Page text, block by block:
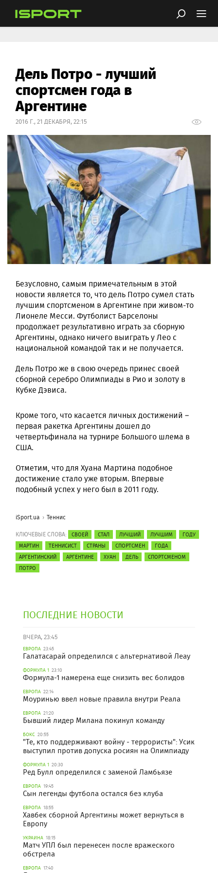
Дель Потро - лучший
спортсмен года в
Аргентине
2016 Г., 21 ДЕКАБРЯ, 22:15
Безусловно, самым примечательным в этой
новости является то, что дель Потро сумел стать
лучшим спортсменом в Аргентине при живом-то
Лионеле Месси. Футболист Барселоны
продолжает результативно играть за сборную
Аргентины, однако ничего выиграть у Лео с
национальной командой так и не получается.
Дель Потро же в свою очередь принес своей
сборной серебро Олимпиады в Рио и золоту в
Кубке Дэвиса.
Кроме того, что касается личных достижений –
первая ракетка Аргентины дошел до
четвертьфинала на турнире Большого шлема в
США.
Отметим, что для Хуана Мартина подобное
достижение стало уже вторым. Впервые
подобный успех у него был в 2011 году.
iSport.ua Теннис
КЛЮЧЕВЫЕ СЛОВА: СВОЕЙ СТАЛ ЛУЧШИЙ ЛУЧШИМ
ГОДУ
МАРТИН
ТЕННИСИСТ СТРАНЫ СПОРТСМЕН
ГОДА
АРГЕНТИНСКИЙ
АРГЕНТИНЕ ХУАН ДЕЛЬ
СПОРТСМЕНОМ
ПОТРО
ПОСЛЕДНИЕ НОВОСТИ
ВЧЕРА, 23:45
ЕВРОПА 23:45
Галатасарай определился с альтернативой Леау
ФОРМУЛА 1 23:10
Формула-1 намерена еще снизить вес болидов
ЕВРОПА 22:14
Моуринью ввел новые правила внутри Реала
ЕВРОПА 21:20
Бывший лидер Милана покинул команду
БОКС 20:55
"Те, кто поддерживают войну - террористы": Усик
выступил против допуска росиян на Олимпиаду
ФОРМУЛА 1 20:30
Ред Булл определился с заменой Ламбьязе
ЕВРОПА 19:45
Сын легенды футбола остался без клуба
ЕВРОПА 18:55
Хавбек сборной Аргентины может вернуться в
Европу
УКРАИНА 18:15
Матч УПЛ был перенесен после вражеского
обстрела
ЕВРОПА 17:40